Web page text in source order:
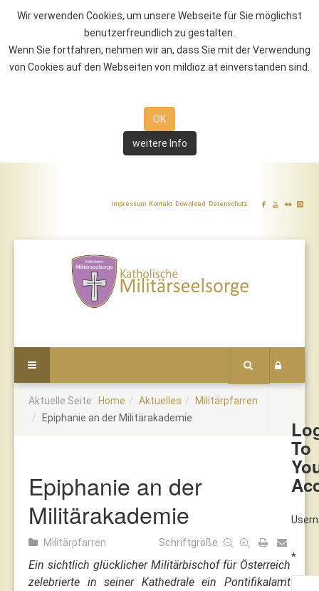
Wir verwenden Cookies, um unsere Webseite für Sie möglichst
benutzerfreundlich zu gestalten.
Wenn Sie fortfahren, nehmen wir an, dass Sie mit der Verwendung
von Cookies auf den Webseiten von mildioz.at einverstanden sind.
OK
weitere Info
Impressum Kontakt Download Datenschutz
To
*
Aktuelle Seite: Home Aktuelles
Militärpfarren
Epiphanie an der Militärakademie
Epiphanie an der
Militärakademie
Militärpfarren Schriftgröße
Ein sichtlich glücklicher Militärbischof für Österreich
zelebrierte in seiner Kathedrale ein Pontifikalamt